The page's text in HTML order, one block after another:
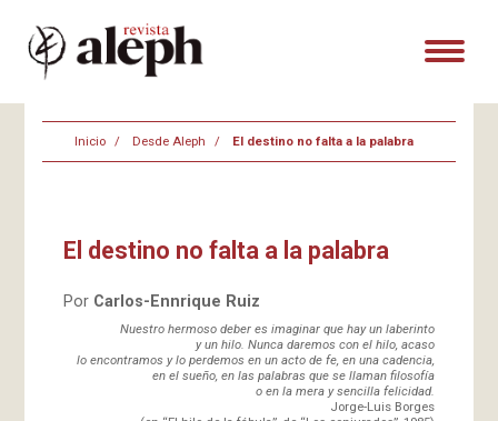
Inicio Desde Aleph El destino no falta a la palabra
El destino no falta a la palabra
Por Carlos-Ennrique Ruiz
Nuestro hermoso deber es imaginar que hay un laberinto
y un hilo. Nunca daremos con el hilo, acaso
lo encontramos y lo perdemos en un acto de fe, en una cadencia,
en el sueño, en las palabras que se llaman filosofía
o en la mera y sencilla felicidad.
Jorge-Luis Borges